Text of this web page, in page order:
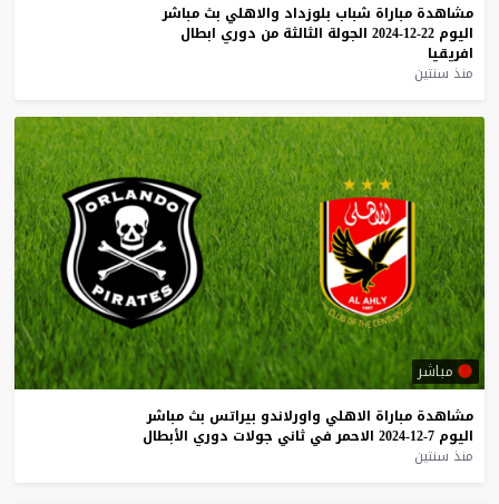
مشاهدة مباراة شباب بلوزداد والاهلي بث مباشر
اليوم 22-12-2024 الجولة الثالثة من دوري ابطال
افريقيا
منذ سنتين
مباشر
مشاهدة مباراة الاهلي واورلاندو بيراتس بث مباشر
اليوم 7-12-2024 الاحمر في ثاني جولات دوري الأبطال
منذ سنتين